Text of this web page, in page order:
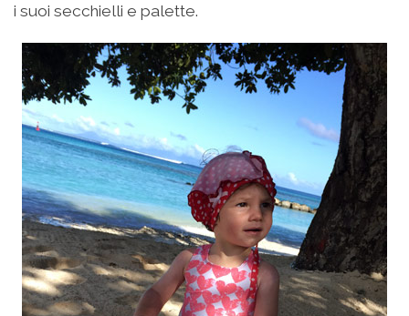
i suoi secchielli e palette.